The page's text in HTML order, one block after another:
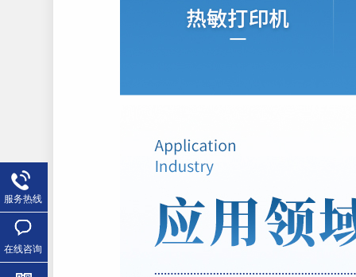
服务热线
在线咨询